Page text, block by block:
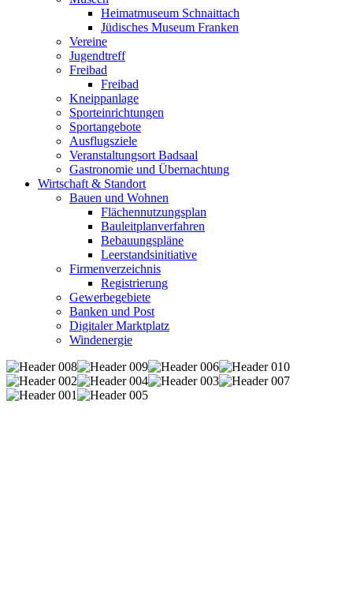
Heimatmuseum Schnaittach
Jüdisches Museum Franken
Vereine
Jugendtreff
Freibad
Freibad
Kneippanlage
Sporteinrichtungen
Sportangebote
Ausflugsziele
Veranstaltungsort Badsaal
Gastronomie und Übernachtung
Wirtschaft & Standort
Bauen und Wohnen
Flächennutzungsplan
Bauleitplanverfahren
Bebauungspläne
Leerstandsinitiative
Firmenverzeichnis
Registrierung
Gewerbegebiete
Banken und Post
Digitaler Marktplatz
Windenergie